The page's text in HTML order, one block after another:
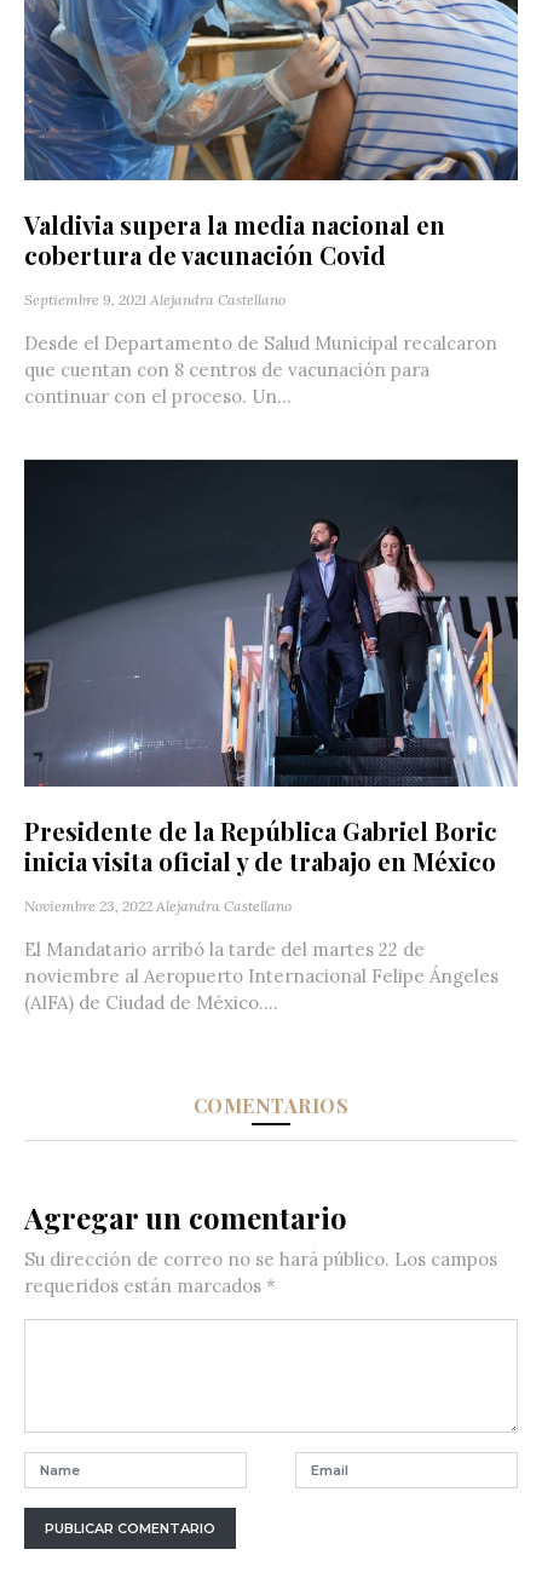
Valdivia supera la media nacional en
cobertura de vacunación Covid
Septiembre 9, 2021 Alejandra Castellano
Desde el Departamento de Salud Municipal recalcaron
que cuentan con 8 centros de vacunación para
continuar con el proceso. Un...
Presidente de la República Gabriel Boric
inicia visita oficial y de trabajo en México
Noviembre 23, 2022 Alejandra Castellano
El Mandatario arribó la tarde del martes 22 de
noviembre al Aeropuerto Internacional Felipe Ángeles
(AIFA) de Ciudad de México....
COMENTARIOS
Agregar un comentario
Su dirección de correo no se hará público. Los campos
requeridos están marcados *